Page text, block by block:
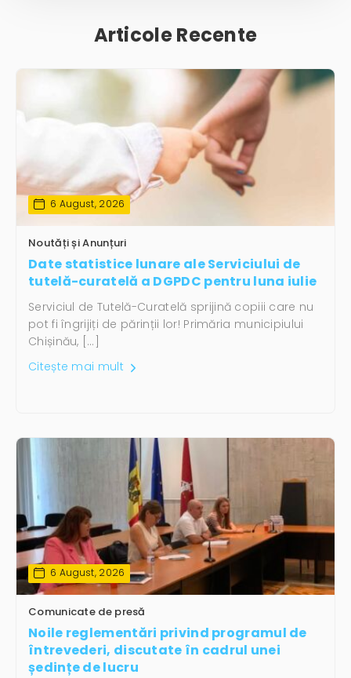
Articole Recente
6 August, 2026
Noutăți și Anunțuri
Date statistice lunare ale Serviciului de
tutelă-curatelă a DGPDC pentru luna iulie
Serviciul de Tutelă-Curatelă sprijină copiii care nu
pot fi îngrijiți de părinții lor! Primăria municipiului
Chișinău, […]
Citește mai mult
6 August, 2026
Comunicate de presă
Noile reglementări privind programul de
întrevederi, discutate în cadrul unei
ședințe de lucru